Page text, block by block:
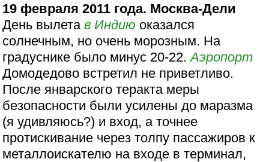
19 февраля 2011 года. Москва-Дели
День вылетав Индию оказался
солнечным, но очень морозным. На
градуснике было минус 20-22.Аэропорт
Домодедово встретил не приветливо.
После январского теракта меры
безопасности были усилены до маразма
(я удивляюсь?) и вход, а точнее
протискивание через толпу пассажиров к
металлоискателю на входе в терминал,